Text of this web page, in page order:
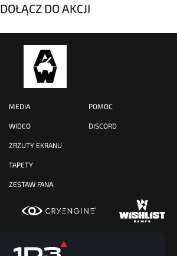
DOŁĄCZ DO AKCJI
MEDIA
WIDEO
ZRZUTY EKRANU
TAPETY
ZESTAW FANA
POMOC
DISCORD